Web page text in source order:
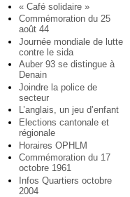
« Café solidaire »
Commémoration du 25
août 44
Journée mondiale de lutte
contre le sida
Auber 93 se distingue à
Denain
Joindre la police de
secteur
L’anglais, un jeu d’enfant
Elections cantonale et
régionale
Horaires OPHLM
Commémoration du 17
octobre 1961
Infos Quartiers octobre
2004